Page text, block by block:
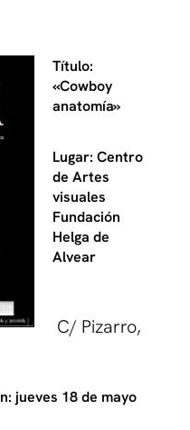
Título:
«Cowboy
anatomía»
Lugar: Centro
de Artes
visuales
Fundación
Helga de
Alvear
C/ Pizarro,
jueves 18 de mayo